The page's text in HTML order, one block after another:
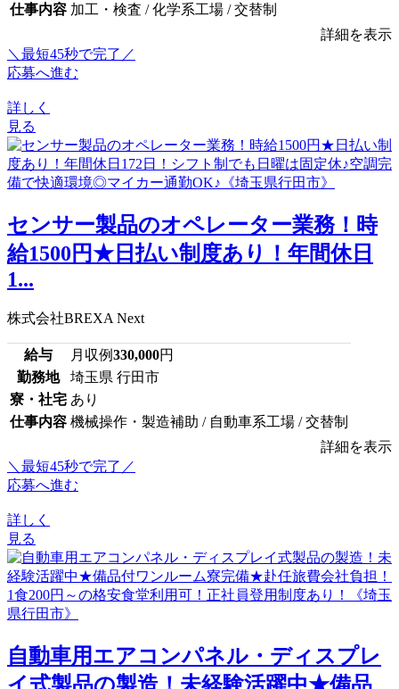
仕事内容 加工・検査 / 化学系工場 / 交替制
詳細を表示
＼最短45秒で完了／
応募へ進む
詳しく
見る
センサー製品のオペレーター業務！時
給1500円★日払い制度あり！年間休日
1...
株式会社BREXA Next
給与 月収例330,000円
勤務地
埼玉県 行田市
寮・社宅 あり
仕事内容 機械操作・製造補助 / 自動車系工場 / 交替制
詳細を表示
＼最短45秒で完了／
応募へ進む
詳しく
見る
自動車用エアコンパネル・ディスプレ
イ式製品の製造！未経験活躍中★備品